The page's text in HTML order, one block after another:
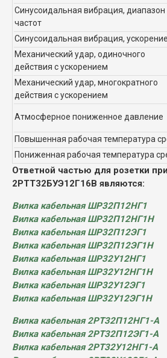
Синусоидальная вибрация, диапазон
частот
Синусоидальная вибрация, ускорение
Механический удар, одиночного
действия с ускорением
Механический удар, многократного
действия с ускорением
Атмосферное пониженное давление
Повышенная рабочая температура
Пониженная рабочая температура
Ответной частью для розетки
2РТТ32БУЭ12Г16В являются:
Вилка кабельная ШР32П12НГ1
Вилка кабельная ШР32П12НГ1Н
Вилка кабельная ШР32П12ЭГ1
Вилка кабельная ШР32П12ЭГ1Н
Вилка кабельная ШР32У12НГ1
Вилка кабельная ШР32У12НГ1Н
Вилка кабельная ШР32У12ЭГ1
Вилка кабельная ШР32У12ЭГ1Н
Вилка кабельная 2РТ32П12НГ1-А
Вилка кабельная 2РТ32П12ЭГ1-А
Вилка кабельная 2РТ32У12НГ1-А